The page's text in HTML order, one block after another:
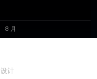
8 月
设计